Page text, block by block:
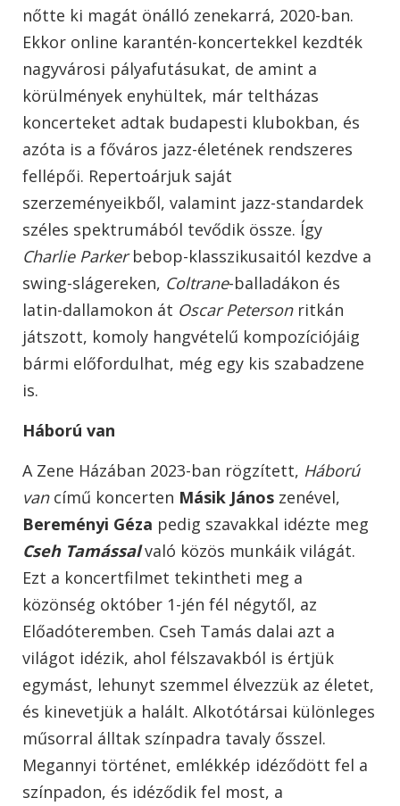
nőtte ki magát önálló zenekarrá, 2020-ban.
Ekkor online karantén-koncertekkel kezdték
nagyvárosi pályafutásukat, de amint a
körülmények enyhültek, már teltházas
koncerteket adtak budapesti klubokban, és
azóta is a főváros jazz-életének rendszeres
fellépői. Repertoárjuk saját
szerzeményeikből, valamint jazz-standardek
széles spektrumából tevődik össze. Így
Charlie Parkerbebop-klasszikusaitól kezdve a
swing-slágereken, Coltrane-balladákon és
latin-dallamokon át Oscar Petersonritkán
játszott, komoly hangvételű kompozíciójáig
bármi előfordulhat, még egy kis szabadzene
is.
Háború van
A Zene Házában 2023-ban rögzített, Háború
vancímű koncerten Másik János zenével,
Bereményi Géza pedig szavakkal idézte meg
Cseh Tamássalvaló közös munkáik világát.
Ezt a koncertfilmet tekintheti meg a
közönség október 1-jén fél négytől, az
Előadóteremben. Cseh Tamás dalai azt a
világot idézik, ahol félszavakból is értjük
egymást, lehunyt szemmel élvezzük az életet,
és kinevetjük a halált. Alkotótársai különleges
műsorral álltak színpadra tavaly ősszel.
Megannyi történet, emlékkép idéződött fel a
színpadon, és idéződik fel most, a